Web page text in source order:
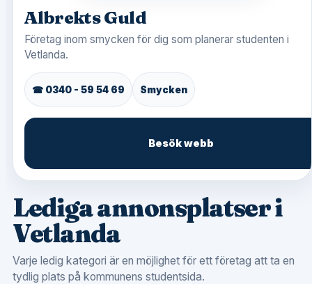
Albrekts Guld
Företag inom smycken för dig som planerar studenten i
Vetlanda.
☎ 0340 - 59 54 69 Smycken
Besök webb
Lediga annonsplatser i
Vetlanda
Varje ledig kategori är en möjlighet för ett företag att ta en
tydlig plats på kommunens studentsida.